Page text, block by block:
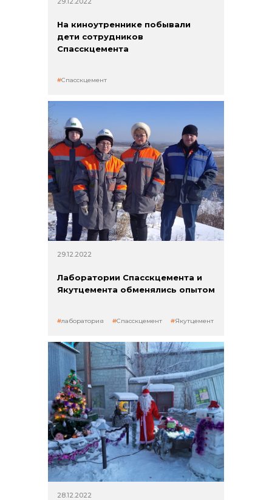
На киноутреннике побывали
дети сотрудников
Спасскцемента
Спасскцемент
29.12.2022
Лаборатории Спасскцемента и
Якутцемента обменялись опытом
лаборатория Спасскцемент Якутцемент
28.12.2022